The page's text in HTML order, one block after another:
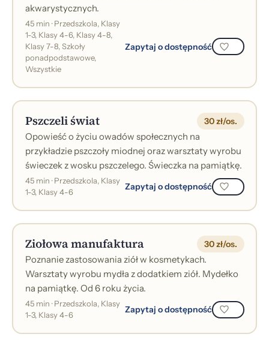
akwarystycznych.
45 min · Przedszkola, Klasy
1-3, Klasy 4-6, Klasy 4-8,
Klasy 7-8, Szkoły
ponadpodstawowe,
Wszystkie
Zapytaj o dostępność
Pszczeli świat 30 zł/os.
Opowieść o życiu owadów społecznych na
przykładzie pszczoły miodnej oraz warsztaty wyrobu
świeczek z wosku pszczelego. Świeczka na pamiątkę.
45 min · Przedszkola, Klasy
1-3, Klasy 4-6
Zapytaj o dostępność
Ziołowa manufaktura 30 zł/os.
Poznanie zastosowania ziół w kosmetykach.
Warsztaty wyrobu mydła z dodatkiem ziół. Mydełko
na pamiątkę. Od 6 roku życia.
45 min · Przedszkola, Klasy
1-3, Klasy 4-6
Zapytaj o dostępność